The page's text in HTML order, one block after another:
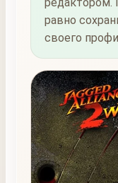
равно
своего